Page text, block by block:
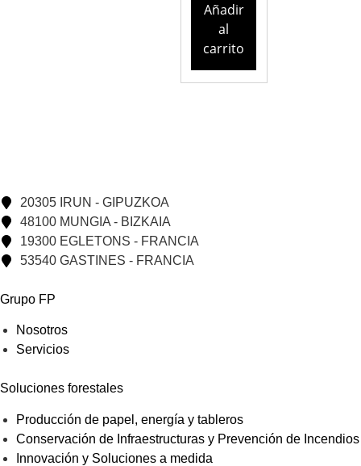
Añadir
al
carrito
20305 IRUN - GIPUZKOA
48100 MUNGIA - BIZKAIA
19300 EGLETONS - FRANCIA
53540 GASTINES - FRANCIA
Grupo FP
Nosotros
Servicios
Soluciones forestales
Producción de papel, energía y tableros
Conservación de Infraestructuras y Prevención de Incendios
Innovación y Soluciones a medida